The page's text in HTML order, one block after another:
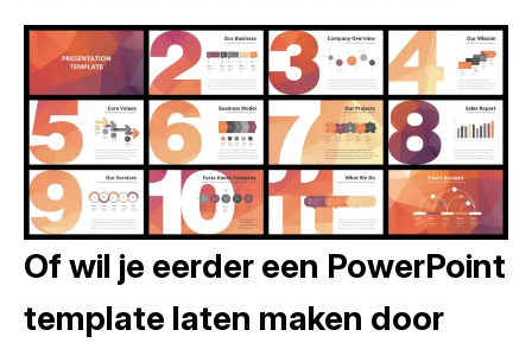
Of wil je eerder een PowerPoint
template laten maken door